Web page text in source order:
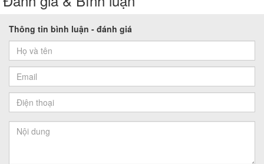
Thông tin bình luận - đánh giá